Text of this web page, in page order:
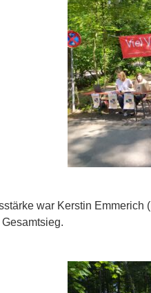
war Kerstin